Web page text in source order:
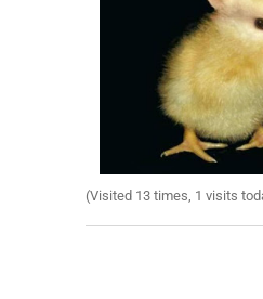
(Visited 13 times, 1 visits